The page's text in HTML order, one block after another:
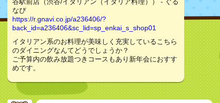
なび
https://r.gnavi.co.jp/a236406/?
back_id=a236406&sc_lid=sp_enkai_s_shop01
イタリアン系のお料理が美味しく充実しているこちら
のダイニングなんてどうでしょうか？
ご予算内の飲み放題つきコースもあり新年会におすす
めです。